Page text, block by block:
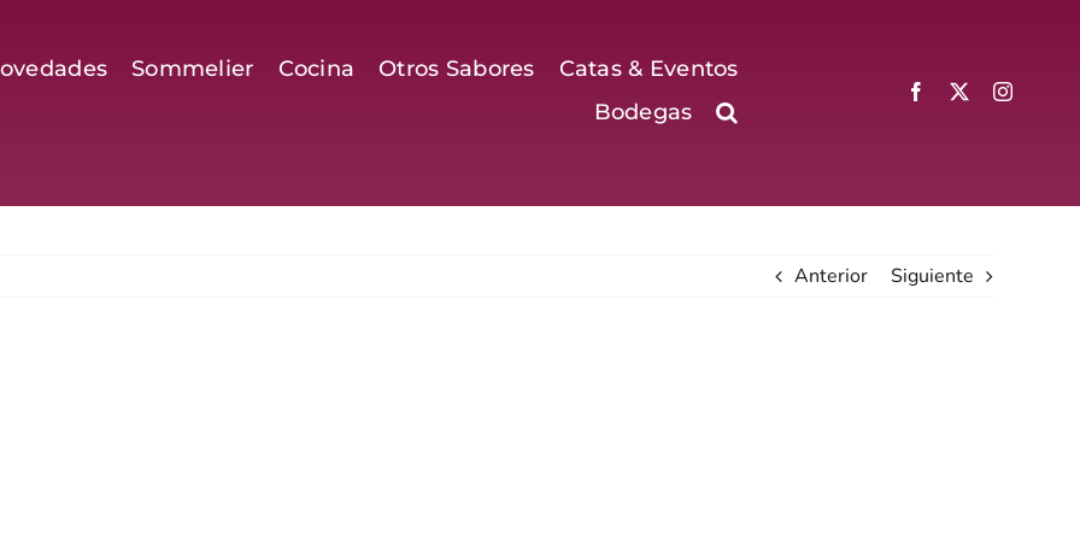
Sommelier Cocina Otros Sabores
Catas & Eventos
Bodegas
Anterior Siguiente